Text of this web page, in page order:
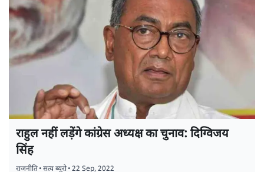
राहुल नहीं लड़ेंगे कांग्रेस अध्यक्ष का चुनाव: दिग्विजय
सिंह
राजनीति•सत्य ब्यूरो•22 Sep, 2022